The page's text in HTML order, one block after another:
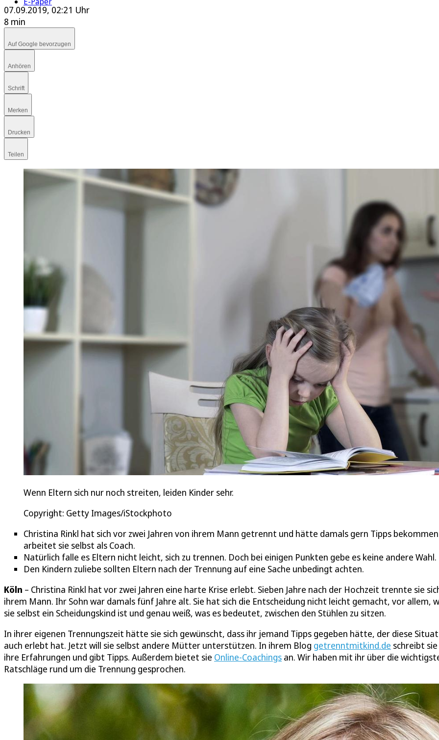
07.09.2019, 02:21 Uhr
8 min
Auf Google bevorzugen
Anhören
Schrift
Merken
Drucken
Teilen
Wenn Eltern sich nur noch streiten, leiden Kinder sehr.
Copyright: Getty Images/iStockphoto
Christina Rinkl hat sich vor zwei Jahren von ihrem Mann getrennt und hätte damals gern Tipps
arbeitet sie selbst als Coach.
Natürlich falle es Eltern nicht leicht, sich zu trennen. Doch bei einigen Punkten gebe es keine andere Wahl.
Den Kindern zuliebe sollten Eltern nach der Trennung auf eine Sache unbedingt achten.
Köln – Christina Rinkl hat vor zwei Jahren eine harte Krise erlebt. Sieben Jahre nach der Hochzeit trennte sie
ihrem Mann. Ihr Sohn war damals fünf Jahre alt. Sie hat sich die Entscheidung nicht leicht gemacht, vor allem,
sie selbst ein Scheidungskind ist und genau weiß, was es bedeutet, zwischen den Stühlen zu sitzen.
In ihrer eigenen Trennungszeit hätte sie sich gewünscht, dass ihr jemand Tipps gegeben hätte, der diese
auch erlebt hat. Jetzt will sie selbst andere Mütter unterstützen. In ihrem Blog getrenntmitkind.de schreibt
ihre Erfahrungen und gibt Tipps. Außerdem bietet sie Online-Coachings an. Wir haben mit ihr über die
Ratschläge rund um die Trennung gesprochen.